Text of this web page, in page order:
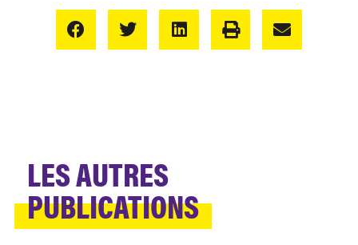
LES AUTRES
PUBLICATIONS